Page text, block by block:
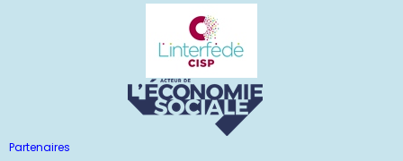
Partenaires